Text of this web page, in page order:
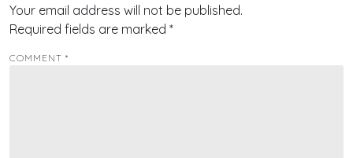
Your email address will not be published.
Required fields are marked *
COMMENT *